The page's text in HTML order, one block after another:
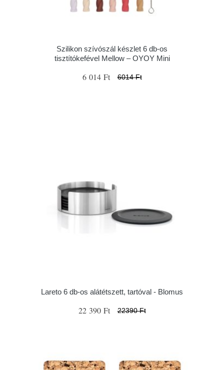
Szilikon szívószál készlet 6 db-os
tisztítókefével Mellow – OYOY Mini
6 014 Ft 6014 Ft
Lareto 6 db-os alátétszett, tartóval - Blomus
22 390 Ft 22390 Ft